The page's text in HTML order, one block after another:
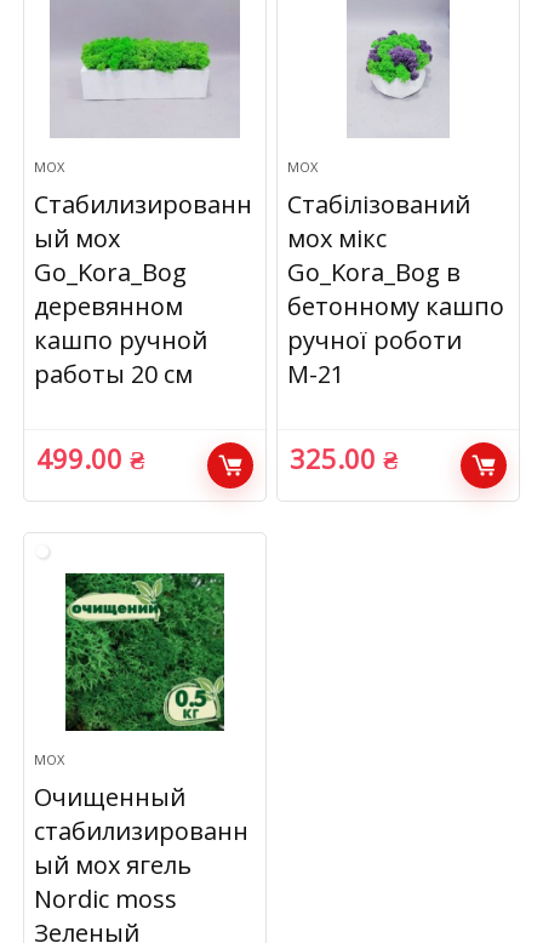
МОХ
Стабилизированн
ый мох
Go_Kora_Bog
деревянном
кашпо ручной
работы 20 см
499.00₴
МОХ
Стабілізований
мох мікс
Go_Kora_Bog в
бетонному кашпо
ручної роботи
М-21
325.00₴
МОХ
Очищенный
стабилизированн
ый мох ягель
Nordic moss
Зеленый